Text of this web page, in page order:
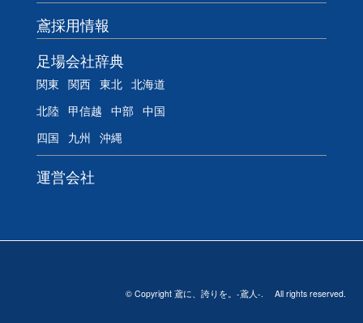
鳶採用情報
足場会社辞典
関東 関西 東北 北海道
北陸 甲信越 中部 中国
四国
九州 沖縄
運営会社
© Copyright 鳶に、誇りを。-鳶人-. All rights reserved.